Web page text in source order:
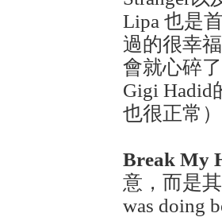
Lipa 也是
過的很幸
會就心碎
Gigi Hadid
也很正常
Break My
意，而是其
was doing